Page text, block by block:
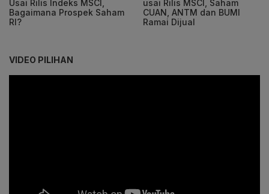
Usai Rilis Indeks MSCI,
Bagaimana Prospek Saham
RI?
usai Rilis MSCI, Saham
CUAN, ANTM dan BUMI
Ramai Dijual
VIDEO PILIHAN